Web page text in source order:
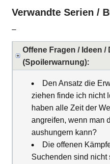
Verwandte Serien /
–
Offene Fragen / Ideen
(Spoilerwarnung):
Den Ansatz die
ziehen finde ich nicht
haben alle Zeit der
angreifen, wenn man
aushungern kann?
Die offenen
Suchenden sind nicht